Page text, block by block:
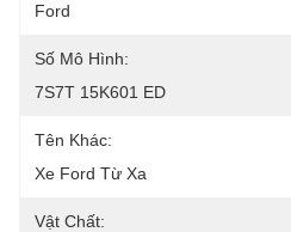
Ford
Số Mô Hình:
7S7T 15K601 ED
Tên Khác:
Xe Ford Từ Xa
Vật Chất: